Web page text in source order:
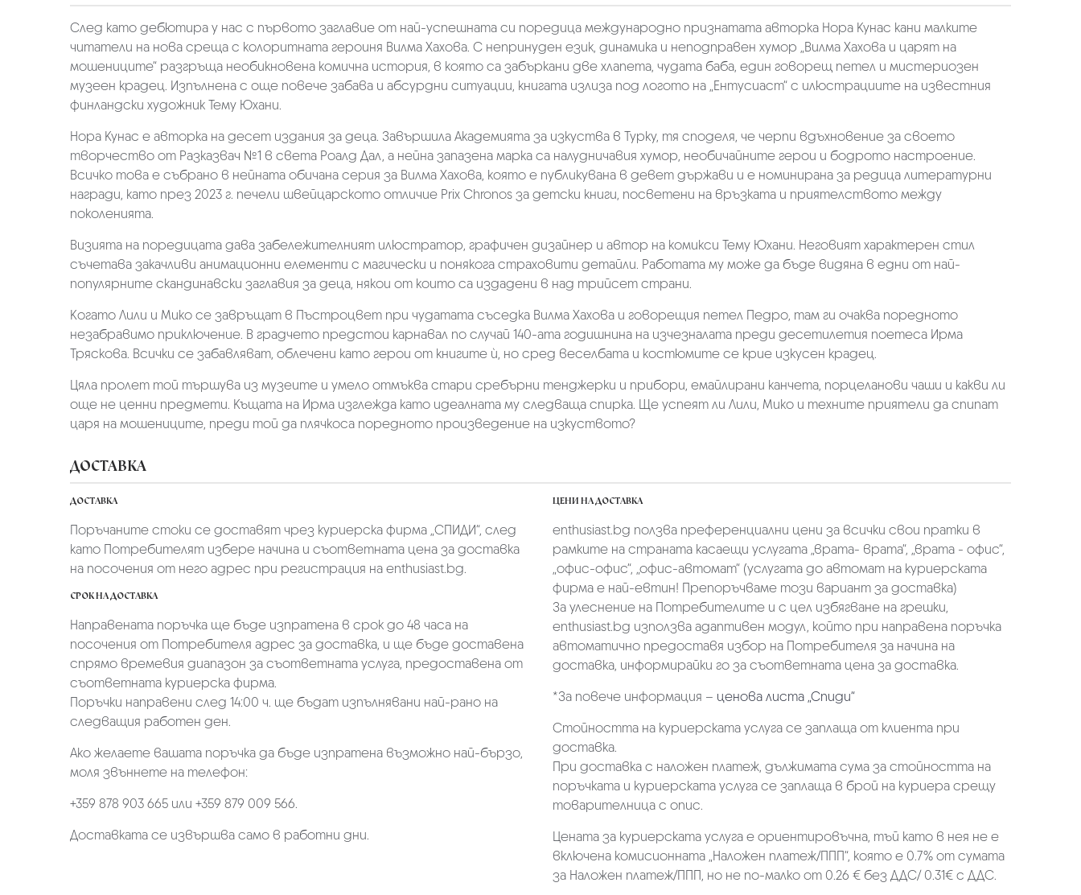
След като дебютира у нас с първото заглавие от най-успешната си поредица международно признатата авторка Нора Кунас кани малките
читатели на нова среща с колоритната героиня Вилма Хахова. С непринуден език, динамика и неподправен хумор „Вилма Хахова и царят на
мошениците“ разгръща необикновена комична история, в която са забъркани две хлапета, чудата баба, един говорещ петел и мистериозен
музеен крадец. Изпълнена с още повече забава и абсурдни ситуации, книгата излиза под логото на „Ентусиаст“ с илюстрациите на известния
финландски художник Тему Юхани.
Нора Кунас е авторка на десет издания за деца. Завършила Академията за изкуства в Турку, тя споделя, че черпи вдъхновение за своето
творчество от Разказвач №1 в света Роалд Дал, а нейна запазена марка са налудничавия хумор, необичайните герои и бодрото настроение.
Всичко това е събрано в нейната обичана серия за Вилма Хахова, която е публикувана в девет държави и е номинирана за редица литературни
награди, като през 2023 г. печели швейцарското отличие Prix Chronos за детски книги, посветени на връзката и приятелството между
поколенията.
Визията на поредицата дава забележителният илюстратор, графичен дизайнер и автор на комикси Тему Юхани. Неговият характерен стил
съчетава закачливи анимационни елементи с магически и понякога страховити детайли. Работата му може да бъде видяна в едни от най-
популярните скандинавски заглавия за деца, някои от които са издадени в над трийсет страни.
Когато Лили и Мико се завръщат в Пъстроцвет при чудатата съседка Вилма Хахова и говорещия петел Педро, там ги очаква поредното
незабравимо приключение. В градчето предстои карнавал по случай 140-ата годишнина на изчезналата преди десетилетия поетеса Ирма
Тряскова. Всички се забавляват, облечени като герои от книгите ѝ, но сред веселбата и костюмите се крие изкусен крадец.
Цяла пролет той тършува из музеите и умело отмъква стари сребърни тенджерки и прибори, емайлирани канчета, порцеланови чаши и какви ли
още не ценни предмети. Къщата на Ирма изглежда като идеалната му следваща спирка. Ще успеят ли Лили, Мико и техните приятели да спипат
царя на мошениците, преди той да плячкоса поредното произведение на изкуството?
ДОСТАВКА
ДОСТАВКА
Поръчаните стоки се доставят чрез куриерскa фирмa „СПИДИ“, след
като Потребителят избере начина и съответната цена за доставка
на посочения от него адрес при регистрация на enthusiast.bg.
СРОК НА ДОСТАВКА
Направената поръчка ще бъде изпратена в срок до 48 часа на
посочения от Потребителя адрес за доставка, и ще бъде доставена
спрямо времевия диапазон за съответната услуга, предоставена от
съответната куриерска фирма.
Поръчки направени след 14:00 ч. ще бъдат изпълнявани най-рано на
следващия работен ден.
Ако желаете вашата поръчка да бъде изпратена възможно най-бързо,
моля звъннете на телефон:
+359 878 903 665 или +359 879 009 566.
Доставката се извършва само в работни дни.
ЦЕНИ НА ДОСТАВКА
enthusiast.bg ползва преференциални цени за всички свои пратки в
рамките на страната касаещи услугата „врата- врата“, „врата - офис“,
„oфис-офис“, „офис-автомат“ (услугата до автомат на куриерската
фирма е най-евтин! Препоръчваме този вариант за доставка)
За улеснение на Потребителите и с цел избягване на грешки,
enthusiast.bg използва адаптивен модул, който при направена поръчка
автоматично предоставя избор на Потребителя за начина на
доставка, информирайки го за съответната цена за доставка.
*За повече информация – ценова листа „Спиди“
Стойността на куриерската услуга се заплаща от клиента при
доставка.
При доставка с наложен платеж, дължимата сума за стойността на
поръчката и куриерската услуга се заплаща в брой на куриера срещу
товарителница с опис.
Цената за куриерската услуга е ориентировъчна, тъй като в нея не е
включена комисионната „Наложен платеж/ППП“, която е 0.7% от сумата
за Наложен платеж/ППП, но не по-малко от 0.26 € без ДДС/ 0.31€ с ДДС.